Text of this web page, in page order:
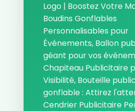
Logo | Boostez Votre
Boudins Gonflables
Personnalisables pour
Événements, Ballon
géant pour vos
Chapiteau Publicitaire
Visibilité, Bouteille
gonflable : Attirez
Cendrier Publicitaire